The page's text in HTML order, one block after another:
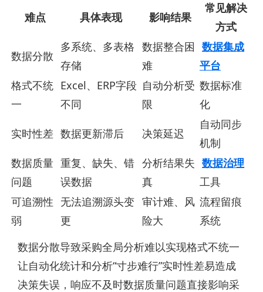
难点 具体表现 影响结果
常见解决
方式
数据分散
多系统、多表格
存储
数据整合困
难
数据集成
平台
格式不统
一
Excel、ERP字段
不同
自动分析受
限
数据标准
化
实时性差 数据更新滞后 决策延迟
自动同步
机制
数据质量
问题
重复、缺失、错
误数据
分析结果失
真
数据治理
工具
可追溯性
弱
无法追溯源头变
更
审计难、风
险大
流程留痕
系统
数据分散导致采购全局分析难以实现格式不统一
让自动化统计和分析“寸步难行”实时性差易造成
决策失误，响应不及时数据质量问题直接影响采